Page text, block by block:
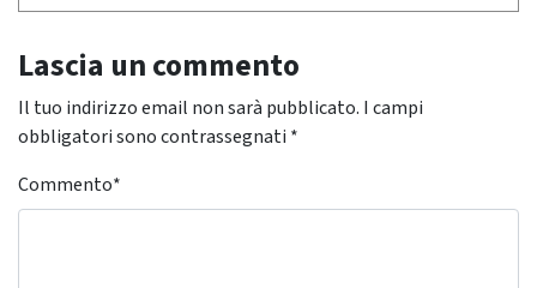
Lascia un commento
Il tuo indirizzo email non sarà pubblicato. I campi
obbligatori sono contrassegnati *
Commento*